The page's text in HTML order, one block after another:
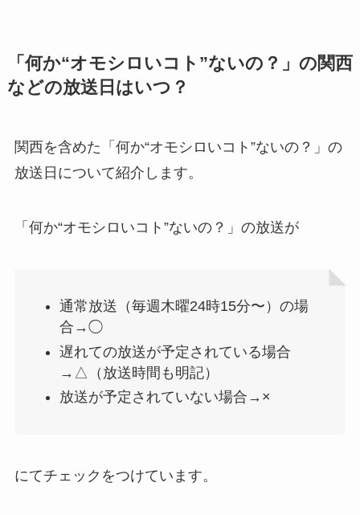
「何か“オモシロいコト”ないの？」の関西
などの放送日はいつ？
関西を含めた「何か“オモシロいコト”ないの？」の
放送日について紹介します。
「何か“オモシロいコト”ないの？」の放送が
通常放送（毎週木曜24時15分〜）の場
合→◯
遅れての放送が予定されている場合
→△（放送時間も明記）
放送が予定されていない場合→×
にてチェックをつけています。